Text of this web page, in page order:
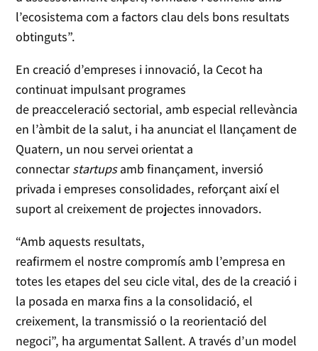
l’ecosistema com a factors clau dels bons resultats
obtinguts”.
En creació d’empreses i innovació, la Cecot ha
continuat impulsant programes
de preacceleració sectorial, amb especial rellevància
en l’àmbit de la salut, i ha anunciat el llançament de
Quatern, un nou servei orientat a
connectarstartupsamb finançament, inversió
privada i empreses consolidades, reforçant així el
suport al creixement de projectes innovadors.
“Amb aquests resultats,
reafirmem el nostre compromís amb l’empresa en
totes les etapes del seu cicle vital, des de la creació i
la posada en marxa fins a la consolidació, el
creixement, la transmissió o la reorientació del
negoci”, ha argumentat Sallent. A través d’un model